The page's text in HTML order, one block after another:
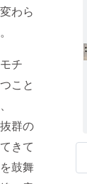
わら
チ
こと
群の
きて
鼓舞